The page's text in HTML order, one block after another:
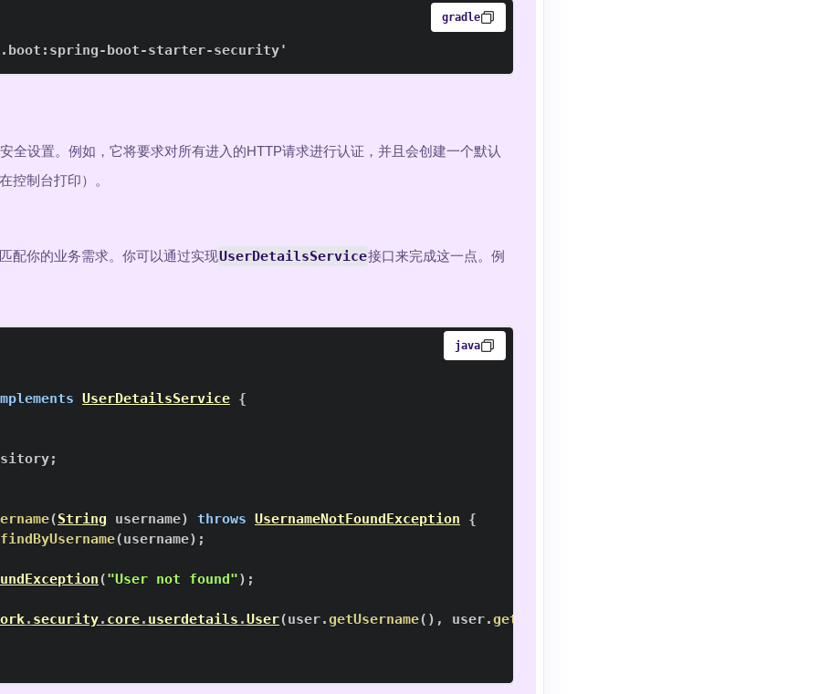
gradle
boot-starter-security'
全设置。例如，它将要求对所有进入的HTTP请求进行认证，并且会创建一个默认
控制台打印）。
配你的业务需求。你可以通过实现UserDetailsService接口来完成这一点。例
java
UserDetailsService {
;
(String username) throws UsernameNotFoundException
{
findByUsername(username) ;
("User not found") ;
. security. core. userdetails .User(user.getUsername( ) , user.getPassword